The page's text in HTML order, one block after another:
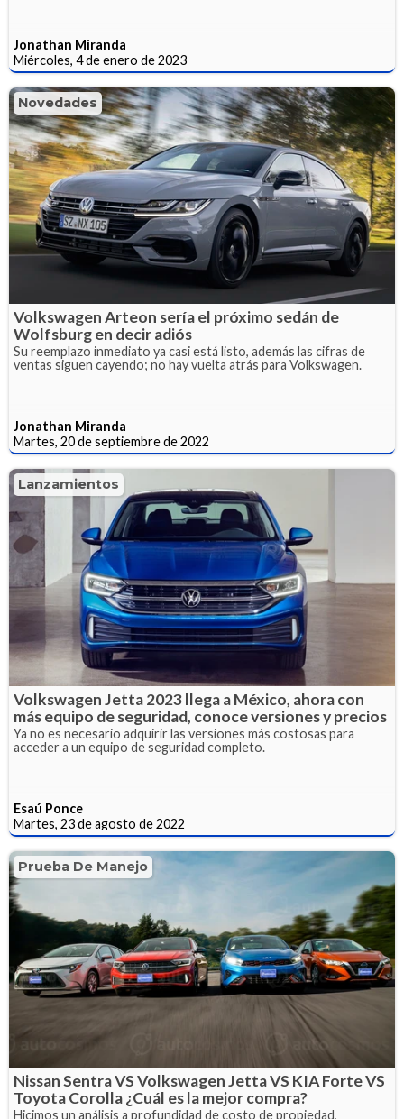
Jonathan Miranda
Miércoles, 4 de enero de 2023
Novedades
Volkswagen Arteon sería el próximo sedán de
Wolfsburg en decir adiós
Su reemplazo inmediato ya casi está listo, además las cifras de
ventas siguen cayendo; no hay vuelta atrás para Volkswagen.
Jonathan Miranda
Martes, 20 de septiembre de 2022
Lanzamientos
Volkswagen Jetta 2023 llega a México, ahora con
más equipo de seguridad, conoce versiones y precios
Ya no es necesario adquirir las versiones más costosas para
acceder a un equipo de seguridad completo.
Esaú Ponce
Martes, 23 de agosto de 2022
Prueba De Manejo
Nissan Sentra VS Volkswagen Jetta VS KIA Forte VS
Toyota Corolla ¿Cuál es la mejor compra?
Hicimos un análisis a profundidad de costo de propiedad,